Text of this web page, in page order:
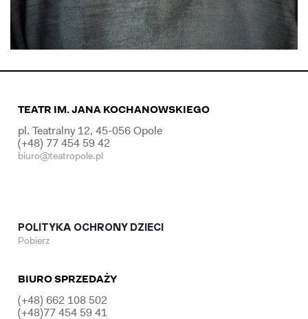
TEATR IM. JANA KOCHANOWSKIEGO
pl. Teatralny 12, 45-056 Opole
(+48) 77 454 59 42
biuro@teatropole.pl
POLITYKA OCHRONY DZIECI
Pobierz
BIURO SPRZEDAŻY
(+48) 662 108 502
(+48)77 454 59 41